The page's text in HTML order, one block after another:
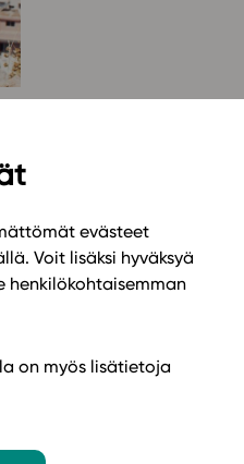
evästeet
Voit lisäksi hyväksyä
henkilökohtaisemman
on myös lisätietoja